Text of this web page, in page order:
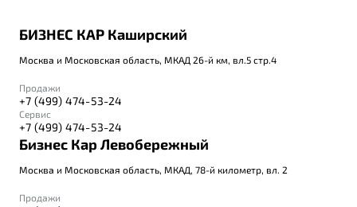
БИЗНЕС КАР Каширский
Москва и Московская область, МКАД 26-й км, вл.5 стр.4
Продажи
+7 (499) 474-53-24
Сервис
+7 (499) 474-53-24
Бизнес Кар Левобережный
Москва и Московская область, МКАД, 78-й километр, вл. 2
Продажи